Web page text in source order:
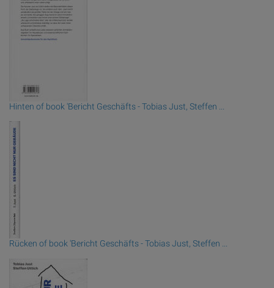
Hinten of book 'Bericht Geschäfts - Tobias Just, Steffen ...
Rücken of book 'Bericht Geschäfts - Tobias Just, Steffen ...